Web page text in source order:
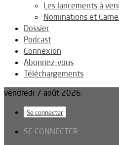
Les lancements à
Nominations et
Dossier
Podcast
Connexion
Abonnez-vous
Téléchargements
vendredi 7 août 2026
Se connecter
SE CONNECTER